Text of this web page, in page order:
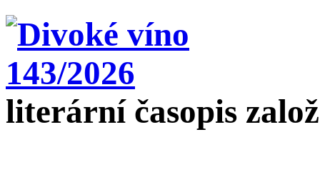
literární časopis